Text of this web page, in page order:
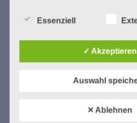
Zum 13. Monat des
Gedenken als Erinnerung für eine
Betroffene Person ist
verarbeitet werden.
c) Verarbeitung
Verarbeitung ist jeder
Essenziell
✓ Akzeptieren
Auswahl
✕ Ablehnen